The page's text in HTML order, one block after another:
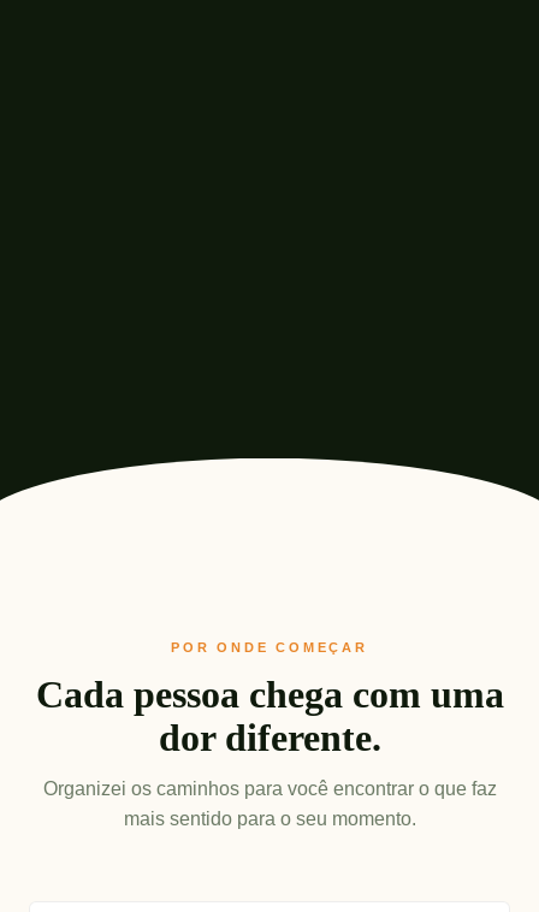
POR ONDE COMEÇAR
Cada pessoa chega com uma
dor diferente.
Organizei os caminhos para você encontrar o que faz
mais sentido para o seu momento.